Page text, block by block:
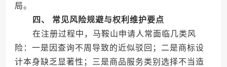
局。
四、 常见风险规避与权利维护要点
在注册过程中，马鞍山申请人常面临几类风
险：一是因查询不周导致的近似驳回；二是商标设
计本身缺乏显著性；三是商品服务类别选择不当造